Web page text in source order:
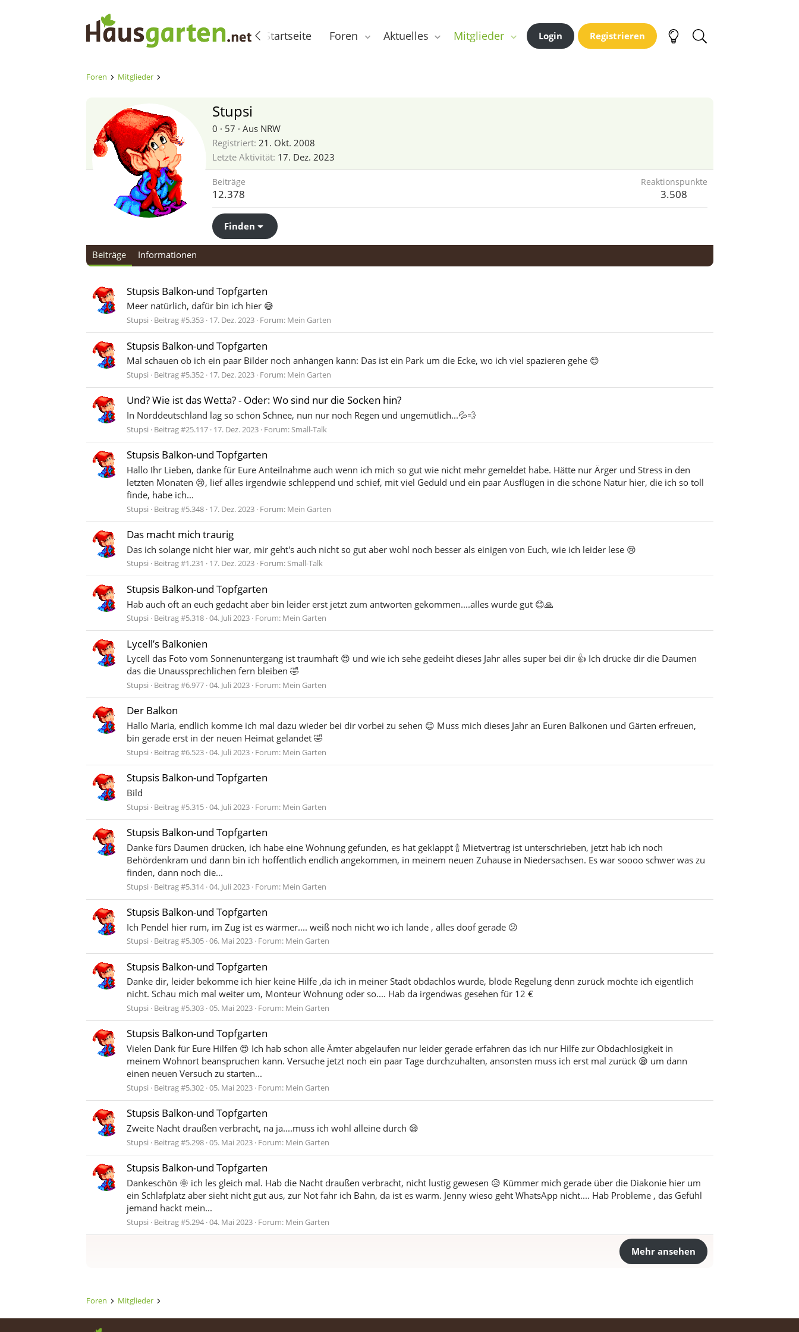
Startseite Foren Aktuelles Mitglieder Login Registrieren
Foren Mitglieder
Stupsi
0 · 57 · Aus NRW
Registriert 21. Okt. 2008
Letzte Aktivität 17. Dez. 2023
Beiträge
12.378
Reaktionspunkte
3.508
Finden
Beiträge Informationen
Stupsis Balkon-und Topfgarten
Meer natürlich, dafür bin ich hier 😅
Stupsi Beitrag #5.353 17. Dez. 2023 Forum: Mein Garten
Stupsis Balkon-und Topfgarten
Mal schauen ob ich ein paar Bilder noch anhängen kann: Das ist ein Park um die Ecke, wo ich viel spazieren gehe 😊
Stupsi Beitrag #5.352 17. Dez. 2023 Forum: Mein Garten
Und? Wie ist das Wetta? - Oder: Wo sind nur die Socken hin?
In Norddeutschland lag so schön Schnee, nun nur noch Regen und ungemütlich...💦💨
Stupsi Beitrag #25.117 17. Dez. 2023 Forum:Small-Talk
Stupsis Balkon-und Topfgarten
Hallo Ihr Lieben, danke für Eure Anteilnahme auch wenn ich mich so gut wie nicht mehr gemeldet habe. Hätte nur Ärger und Stress in den
letzten Monaten 😢, lief alles irgendwie schleppend und schief, mit viel Geduld und ein paar Ausflügen in die schöne Natur hier, die ich so toll
finde, habe ich...
Stupsi Beitrag #5.348 17. Dez. 2023 Forum: Mein Garten
Das macht mich traurig
Das ich solange nicht hier war, mir geht's auch nicht so gut aber wohl noch besser als einigen von Euch, wie ich leider lese 😢
Stupsi Beitrag #1.231 17. Dez. 2023 Forum:Small-Talk
Stupsis Balkon-und Topfgarten
Hab auch oft an euch gedacht aber bin leider erst jetzt zum antworten gekommen....alles wurde gut 😊🙏
Stupsi Beitrag #5.318 04. Juli 2023 Forum: Mein Garten
Lycell’s Balkonien
Lycell das Foto vom Sonnenuntergang ist traumhaft 😍 und wie ich sehe gedeiht dieses Jahr alles super bei dir 👍 Ich drücke dir die Daumen
das die Unaussprechlichen fern bleiben 🤣
Stupsi Beitrag #6.977 04. Juli 2023 Forum: Mein Garten
Der Balkon
Hallo Maria, endlich komme ich mal dazu wieder bei dir vorbei zu sehen 😊 Muss mich dieses Jahr an Euren Balkonen und Gärten erfreuen,
bin gerade erst in der neuen Heimat gelandet 🤣
Stupsi Beitrag #6.523 04. Juli 2023 Forum: Mein Garten
Stupsis Balkon-und Topfgarten
Bild
Stupsi Beitrag #5.315 04. Juli 2023 Forum: Mein Garten
Stupsis Balkon-und Topfgarten
Danke fürs Daumen drücken, ich habe eine Wohnung gefunden, es hat geklappt 🍾 Mietvertrag ist unterschrieben, jetzt hab ich noch
Behördenkram und dann bin ich hoffentlich endlich angekommen, in meinem neuen Zuhause in Niedersachsen. Es war soooo schwer was zu
finden, dann noch die...
Stupsi Beitrag #5.314 04. Juli 2023 Forum: Mein Garten
Stupsis Balkon-und Topfgarten
Ich Pendel hier rum, im Zug ist es wärmer.... weiß noch nicht wo ich lande , alles doof gerade 😕
Stupsi Beitrag #5.305 06. Mai 2023 Forum: Mein Garten
Stupsis Balkon-und Topfgarten
Danke dir, leider bekomme ich hier keine Hilfe ,da ich in meiner Stadt obdachlos wurde, blöde Regelung denn zurück möchte ich eigentlich
nicht. Schau mich mal weiter um, Monteur Wohnung oder so.... Hab da irgendwas gesehen für 12 €
Stupsi Beitrag #5.303 05. Mai 2023 Forum: Mein Garten
Stupsis Balkon-und Topfgarten
Vielen Dank für Eure Hilfen 😍 Ich hab schon alle Ämter abgelaufen nur leider gerade erfahren das ich nur Hilfe zur Obdachlosigkeit in
meinem Wohnort beanspruchen kann. Versuche jetzt noch ein paar Tage durchzuhalten, ansonsten muss ich erst mal zurück 😪 um dann
einen neuen Versuch zu starten...
Stupsi Beitrag #5.302 05. Mai 2023 Forum: Mein Garten
Stupsis Balkon-und Topfgarten
Zweite Nacht draußen verbracht, na ja....muss ich wohl alleine durch 😪
Stupsi Beitrag #5.298 05. Mai 2023 Forum: Mein Garten
Stupsis Balkon-und Topfgarten
Dankeschön 🌞 ich les gleich mal. Hab die Nacht draußen verbracht, nicht lustig gewesen 😥 Kümmer mich gerade über die Diakonie hier um
ein Schlafplatz aber sieht nicht gut aus, zur Not fahr ich Bahn, da ist es warm. Jenny wieso geht WhatsApp nicht.... Hab Probleme , das Gefühl
jemand hackt mein...
Stupsi Beitrag #5.294 04. Mai 2023 Forum: Mein Garten
Mehr ansehen
Foren Mitglieder